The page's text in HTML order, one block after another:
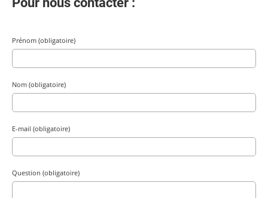
Prénom (obligatoire)
Nom (obligatoire)
E-mail (obligatoire)
Question (obligatoire)